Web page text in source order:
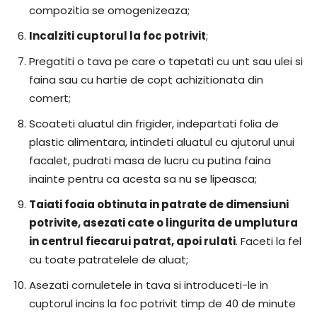
compozitia se omogenizeaza;
Incalziti cuptorul la foc potrivit;
Pregatiti o tava pe care o tapetati cu unt sau ulei si
faina sau cu hartie de copt achizitionata din
comert;
Scoateti aluatul din frigider, indepartati folia de
plastic alimentara, intindeti aluatul cu ajutorul unui
facalet, pudrati masa de lucru cu putina faina
inainte pentru ca acesta sa nu se lipeasca;
Taiati foaia obtinuta in patrate de dimensiuni
potrivite, asezati cate o lingurita de umplutura
in centrul fiecarui patrat, apoi rulati. Faceti la fel
cu toate patratelele de aluat;
Asezati cornuletele in tava si introduceti-le in
cuptorul incins la foc potrivit timp de 40 de minute